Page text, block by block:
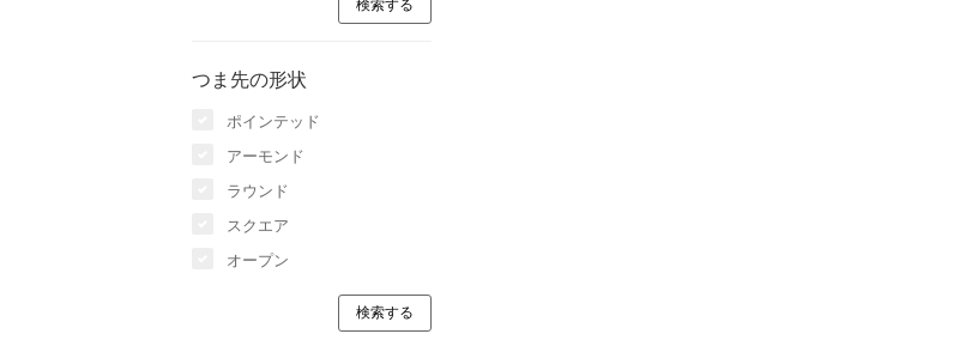
つま先の形状
ポインテッド
アーモンド
ラウンド
スクエア
オープン